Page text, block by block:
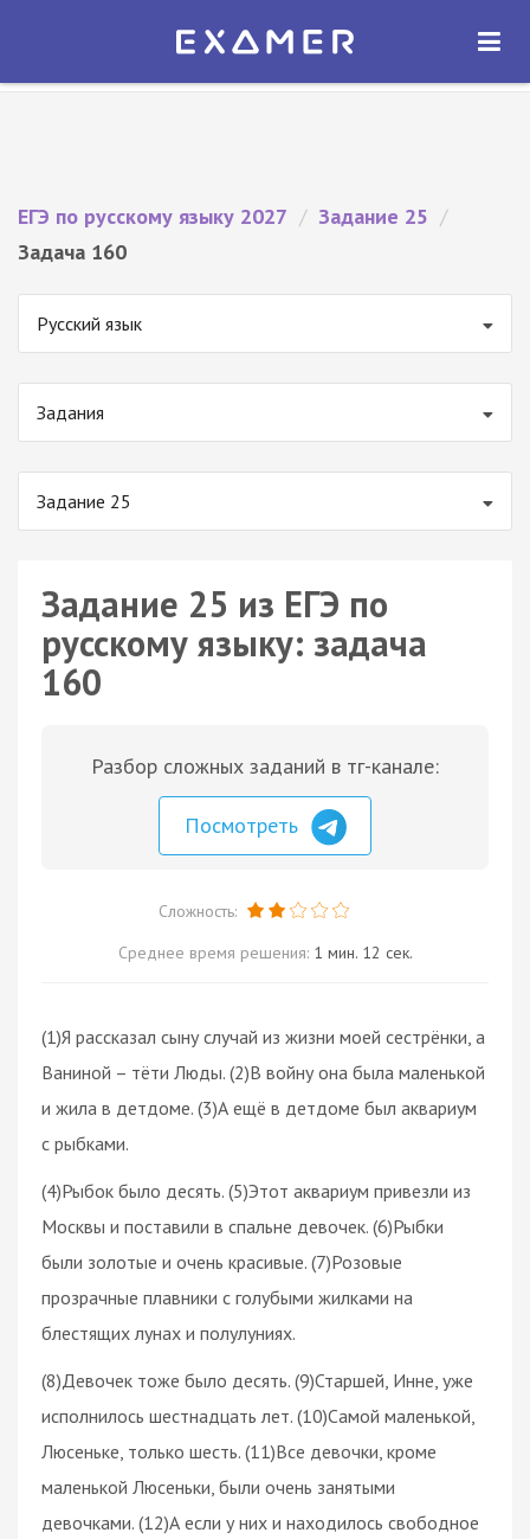
Экзамер — ЕГЭ 2027
ОТКРЫТЬ
ЕГЭ по русскому языку 2027 / Задание 25 /
Задача 160
Русский язык
Задания
Задание 25
Задание 25 из ЕГЭ по
русскому языку: задача
160
Разбор сложных заданий в тг-канале:
Посмотреть
Сложность:
Среднее время решения: 1 мин. 12 сек.
(1)Я рассказал сыну случай из жизни моей сестрёнки, а
Ваниной – тёти Люды. (2)В войну она была маленькой
и жила в детдоме. (3)А ещё в детдоме был аквариум
с рыбками.
(4)Рыбок было десять. (5)Этот аквариум привезли из
Москвы и поставили в спальне девочек. (6)Рыбки
были золотые и очень красивые. (7)Розовые
прозрачные плавники с голубыми жилками на
блестящих лунах и полулуниях.
(8)Девочек тоже было десять. (9)Старшей, Инне, уже
исполнилось шестнадцать лет. (10)Самой маленькой,
Люсеньке, только шесть. (11)Все девочки, кроме
маленькой Люсеньки, были очень занятыми
девочками. (12)А если у них и находилось свободное